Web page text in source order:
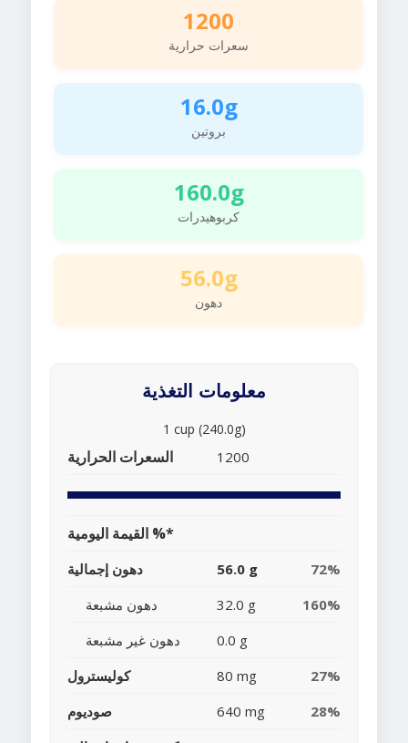
1200
سعرات حرارية
16.0g
بروتين
160.0g
كربوهيدرات
56.0g
دهون
معلومات التغذية
1 cup (240.0g)
السعرات الحرارية 1200
القيمة اليومية %*
دهون إجمالية 56.0 g
72%
دهون مشبعة
32.0 g
160%
دهون غير مشبعة
0.0 g
كوليسترول
80 mg
27%
صوديوم
640 mg
28%